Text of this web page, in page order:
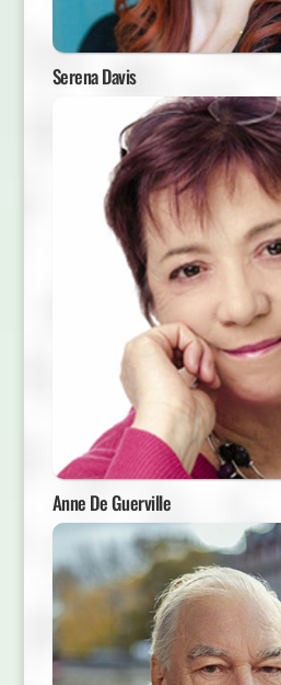
Serena Davis
Anne De Guerville